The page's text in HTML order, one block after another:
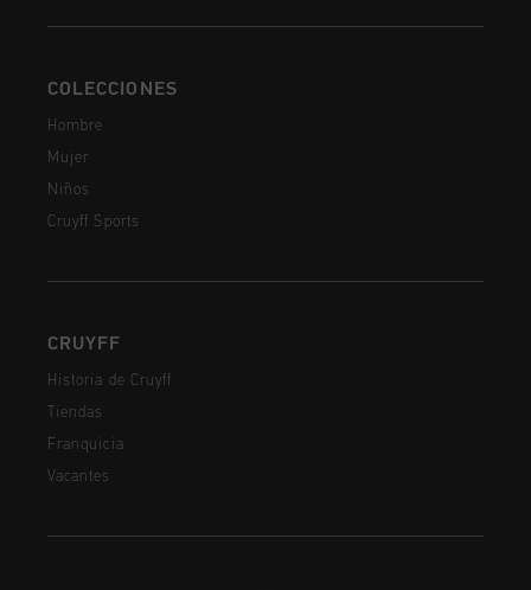
COLECCIONES
Hombre
Mujer
Niños
Cruyff Sports
CRUYFF
Historia de Cruyff
Tiendas
Franquicia
Vacantes